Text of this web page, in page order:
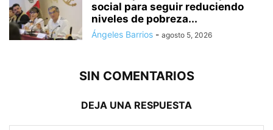
social para seguir reduciendo
niveles de pobreza...
Ángeles Barrios - agosto 5, 2026
SIN COMENTARIOS
DEJA UNA RESPUESTA